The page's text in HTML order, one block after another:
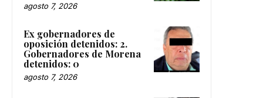
agosto 7, 2026
Ex gobernadores de
oposición detenidos: 2.
Gobernadores de Morena
detenidos: 0
agosto 7, 2026